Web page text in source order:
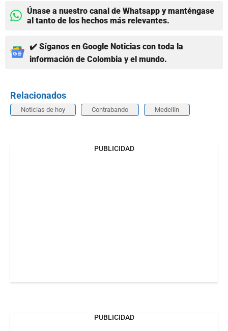
Únase a nuestro canal de Whatsapp y manténgase
al tanto de los hechos más relevantes.
✔️ Síganos en Google Noticias con toda la
información de Colombia y el mundo.
Relacionados
Noticias de hoy Contrabando Medellín
PUBLICIDAD
PUBLICIDAD